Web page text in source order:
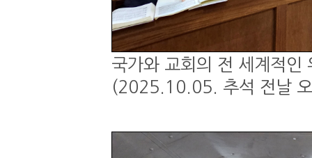
국가와 교회의 전 세계적인
(2025.10.05. 추석 전날